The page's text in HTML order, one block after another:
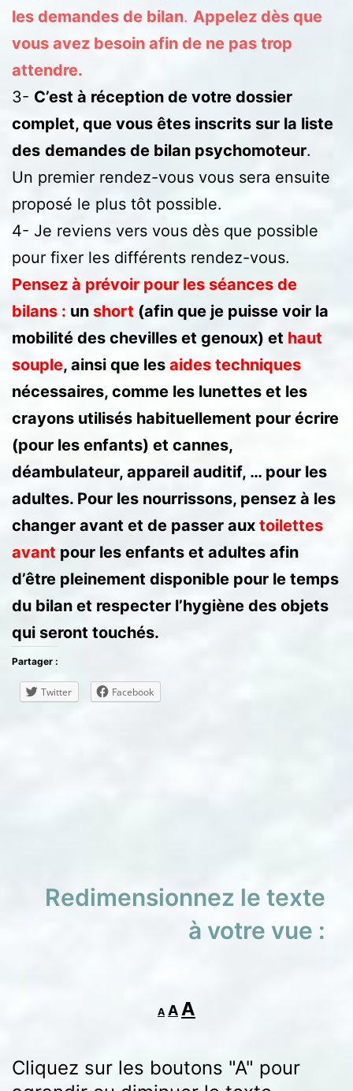
les demandes de bilan. Appelez dès que
vous avez besoin afin de ne pas trop
attendre.
3- C’est à réception de votre dossier
complet, que vous êtes inscrits sur la liste
des demandes de bilan psychomoteur.
Un premier rendez-vous vous sera ensuite
proposé le plus tôt possible.
4- Je reviens vers vous dès que possible
pour fixer les différents rendez-vous.
Pensez à prévoir pour les séances de
bilans : un short (afin que je puisse voir la
mobilité des chevilles et genoux) et haut
souple, ainsi que les aides techniques
nécessaires, comme les lunettes et les
crayons utilisés habituellement pour écrire
(pour les enfants) et cannes,
déambulateur, appareil auditif, … pour les
adultes. Pour les nourrissons, pensez à les
changer avant et de passer aux toilettes
avant pour les enfants et adultes afin
d’être pleinement disponible pour le temps
du bilan et respecter l’hygiène des objets
qui seront touchés.
Partager :
Twitter Facebook
Redimensionnez le texte
à votre vue :
A
Decrease
font
A Reset
A
size.
Cliquez sur les boutons "A" pour